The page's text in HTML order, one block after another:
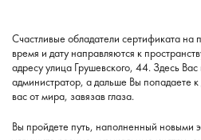
Счастливые обладатели сертификата на
время и дату направляются к
адресу улица Грушевского, 44. Здесь Вас
администратор, а дальше Вы попадаете
вас от мира, завязав глаза.
Вы пройдете путь, наполненный